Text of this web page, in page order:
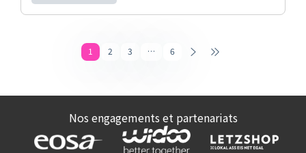
1 2 3 … 6
Nos engagements et partenariats